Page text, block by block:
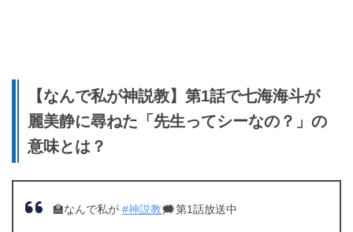
【なんで私が神説教】第1話で七海海斗が
麗美静に尋ねた「先生ってシーなの？」の
意味とは？
🏫なんで私が #神説教🗯️第1話放送中